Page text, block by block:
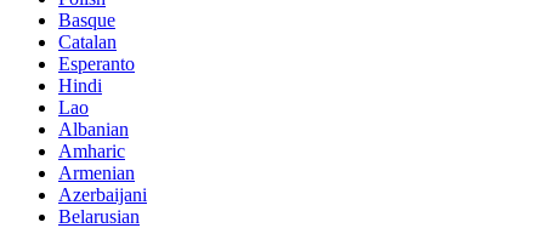
Basque
Catalan
Esperanto
Hindi
Lao
Albanian
Amharic
Armenian
Azerbaijani
Belarusian